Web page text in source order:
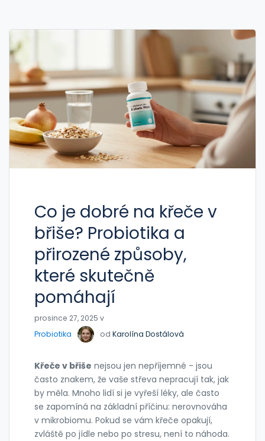
Co je dobré na křeče v
břiše? Probiotika a
přirozené způsoby,
které skutečně
pomáhají
prosince 27, 2025 v
Probiotika
od Karolína Dostálová
Křeče v břiše nejsou jen nepříjemné - jsou
často znakem, že vaše střeva nepracují tak, jak
by měla. Mnoho lidí si je vyřeší léky, ale často
se zapomíná na základní příčinu: nerovnováha
v mikrobiomu. Pokud se vám křeče opakují,
zvláště po jídle nebo po stresu, není to náhoda.